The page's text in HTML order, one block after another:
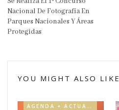
Nacional De Fotografía En
Parques Nacionales Y Áreas
Protegidas
YOU MIGHT ALSO LIKE
AGENDA + ACTUALIDAD